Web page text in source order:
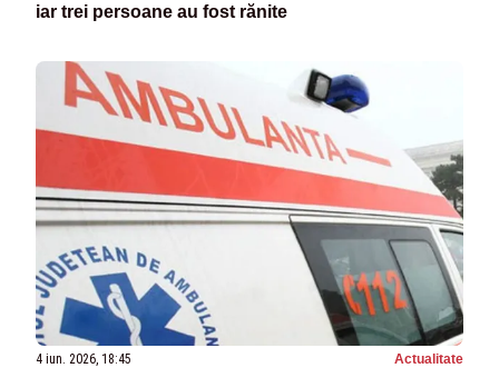
iar trei persoane au fost rănite
4 iun. 2026, 18:45 Actualitate